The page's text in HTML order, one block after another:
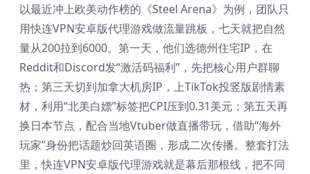
以最近冲上欧美动作榜的《Steel Arena》为例，团队只
用快连VPN安卓版代理游戏做流量跳板，七天就把自然
量从200拉到6000。第一天，他们选德州住宅IP，在
Reddit和Discord发“激活码福利”，先把核心用户群聊
热；第三天切到加拿大机房IP，上TikTok投竖版剧情素
材，利用“北美白嫖”标签把CPI压到0.31美元；第五天再
换日本节点，配合当地Vtuber做直播带玩，借助“海外
玩家”身份把话题炒回英语圈，形成二次传播。整套打法
里，快连VPN安卓版代理游戏就是幕后那根线，把不同